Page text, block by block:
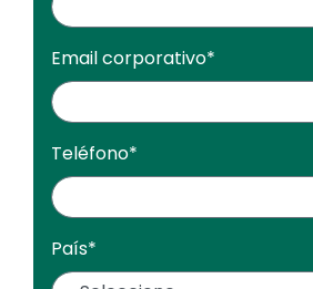
Email corporativo*
Teléfono*
País*